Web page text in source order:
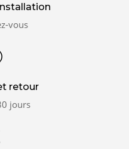
vous
retour
jours